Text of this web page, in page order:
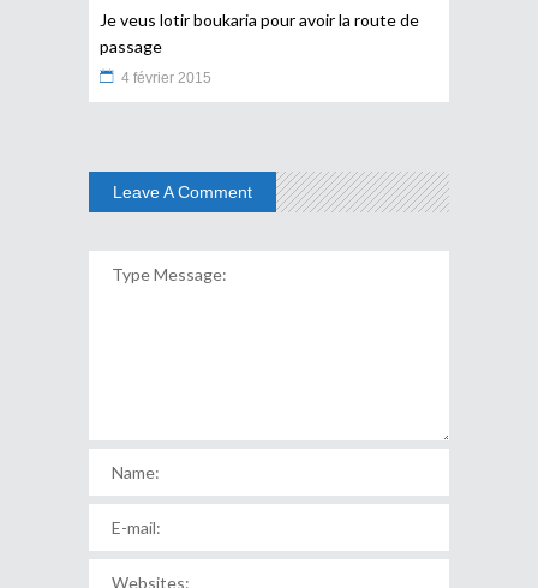
Je veus lotir boukaria pour avoir la route de
passage
4 février 2015
Leave A Comment